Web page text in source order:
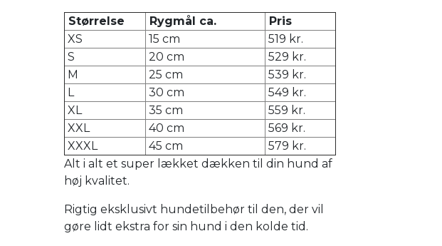
Størrelse Rygmål ca.
Pris
XS
15 cm
519 kr.
S
20 cm
529 kr.
M
25 cm
539 kr.
L
30 cm
549 kr.
XL
35 cm
559 kr.
XXL
40 cm
569 kr.
XXXL
45 cm
579 kr.
Alt i alt et super lækket dækken til din hund af
høj kvalitet.
Rigtig eksklusivt hundetilbehør til den, der vil
gøre lidt ekstra for sin hund i den kolde tid.